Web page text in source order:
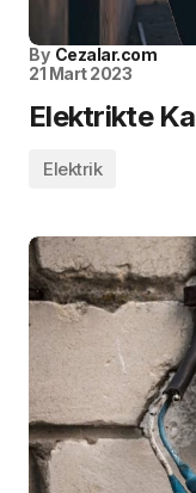
By Cezalar.com
21 Mart 2023
Elektrikte
Elektrik